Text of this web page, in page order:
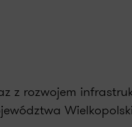
z rozwojem